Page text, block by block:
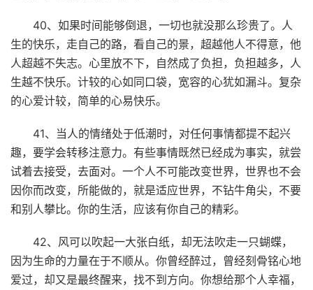
40、如果时间能够倒退，一切也就没那么珍贵了。人
生的快乐，走自己的路，看自己的景，超越他人不得意，他
人超越不失志。心里放不下，自然成了负担，负担越多，人
生越不快乐。计较的心如同口袋，宽容的心犹如漏斗。复杂
的心爱计较，简单的心易快乐。
41、当人的情绪处于低潮时，对任何事情都提不起兴
趣，要学会转移注意力。有些事情既然已经成为事实，就尝
试着去接受，去面对。一个人不可能改变世界，世界也不会
因你而改变，所能做的，就是适应世界，不钻牛角尖，不要
和别人攀比。你的生活，应该有你自己的精彩。
42、风可以吹起一大张白纸，却无法吹走一只蝴蝶，
因为生命的力量在于不顺从。你曾经醉过，曾经刻骨铭心地
爱过，却又是最终醒来，找不到方向。你想给那个人幸福，